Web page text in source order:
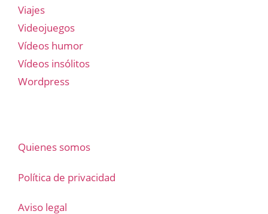
Viajes
Videojuegos
Vídeos humor
Vídeos insólitos
Wordpress
Quienes somos
Política de privacidad
Aviso legal